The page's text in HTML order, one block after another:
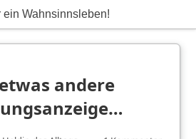
ein Wahnsinnsleben!
andere